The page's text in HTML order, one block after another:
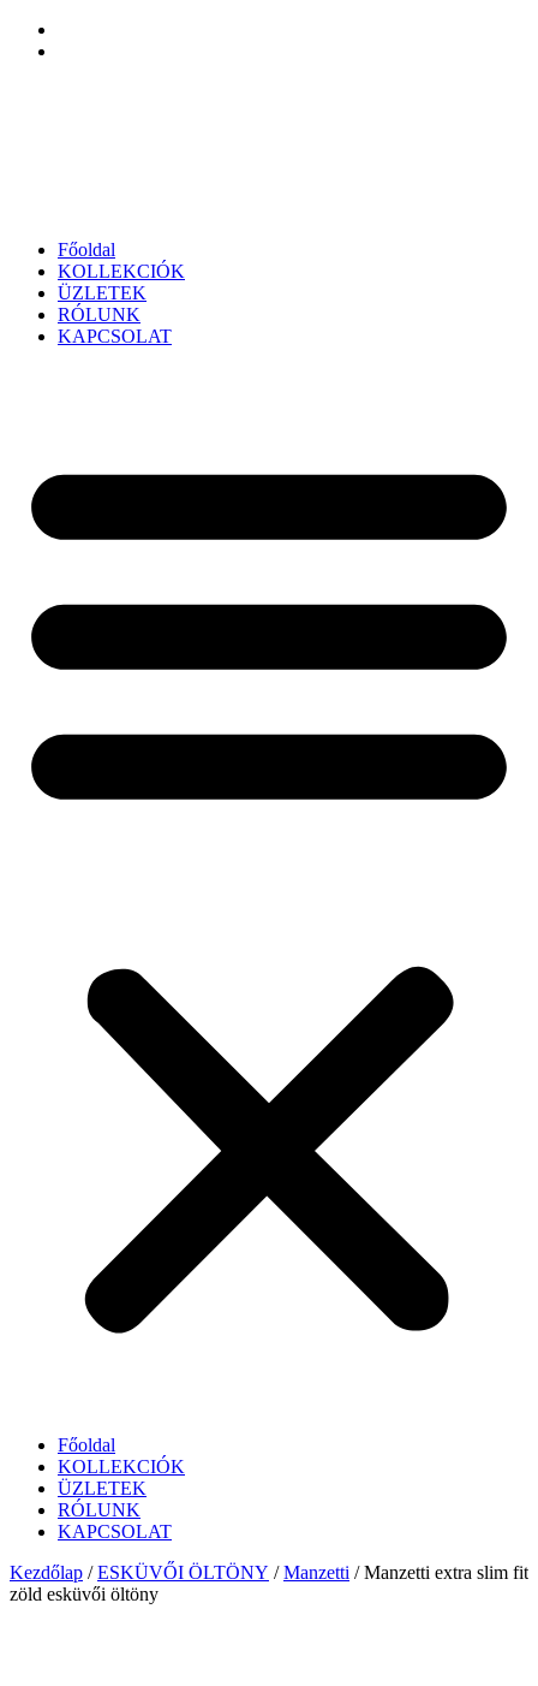
Főoldal
KOLLEKCIÓK
ÜZLETEK
RÓLUNK
KAPCSOLAT
Főoldal
KOLLEKCIÓK
ÜZLETEK
RÓLUNK
KAPCSOLAT
Kezdőlap /ESKÜVŐI ÖLTÖNY /Manzetti / Manzetti extra slim fit
zöld esküvői öltöny